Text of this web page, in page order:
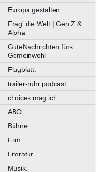
Europa gestalten
Frag' die Welt | Gen Z &
Alpha
GuteNachrichten fürs
Gemeinwohl
Flugblatt.
trailer-ruhr podcast.
choices mag ich.
ABO.
Bühne.
Film.
Literatur.
Musik.